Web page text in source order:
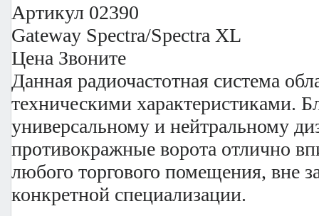
Артикул 02390
Gateway Spectra/Spectra XL
Цена Звоните
Данная радиочастотная система
техническими характеристиками.
универсальному и нейтральному
противокражные ворота отлично
любого торгового помещения, вне
конкретной специализации.